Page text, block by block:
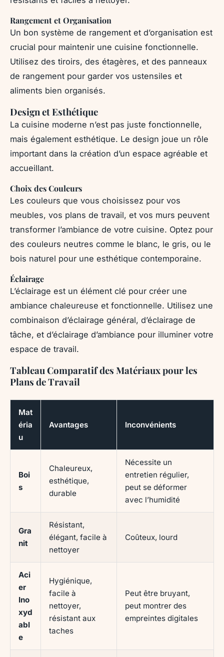
Rangement et Organisation
Un bon système de rangement et d’organisation est
crucial pour maintenir une cuisine fonctionnelle.
Utilisez des tiroirs, des étagères, et des panneaux
de rangement pour garder vos ustensiles et
aliments bien organisés.
Design et Esthétique
La cuisine moderne n’est pas juste fonctionnelle,
mais également esthétique. Le design joue un rôle
important dans la création d’un espace agréable et
accueillant.
Choix des Couleurs
Les couleurs que vous choisissez pour vos
meubles, vos plans de travail, et vos murs peuvent
transformer l’ambiance de votre cuisine. Optez pour
des couleurs neutres comme le blanc, le gris, ou le
bois naturel pour une esthétique contemporaine.
Éclairage
L’éclairage est un élément clé pour créer une
ambiance chaleureuse et fonctionnelle. Utilisez une
combinaison d’éclairage général, d’éclairage de
tâche, et d’éclairage d’ambiance pour illuminer votre
espace de travail.
Tableau Comparatif des Matériaux pour les
Plans de Travail
Mat
éria
u
Avantages Inconvénients
Boi
s
Chaleureux,
esthétique,
durable
Nécessite un
entretien régulier,
peut se déformer
avec l’humidité
Gra
nit
Résistant,
élégant, facile à
nettoyer
Coûteux, lourd
Aci
er
Ino
xyd
abl
e
Hygiénique,
facile à
nettoyer,
résistant aux
taches
Peut être bruyant,
peut montrer des
empreintes digitales